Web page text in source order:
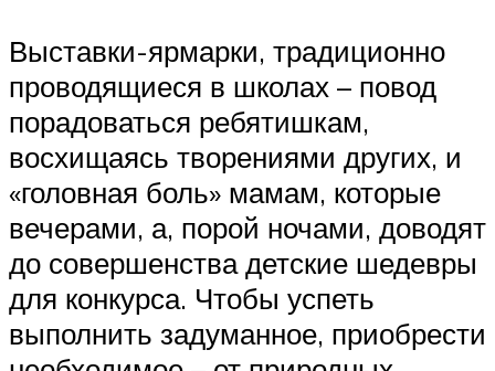
Выставки-ярмарки, традиционно
проводящиеся в школах – повод
порадоваться ребятишкам,
восхищаясь творениями других, и
«головная боль» мамам, которые
вечерами, а, порой ночами, доводят
до совершенства детские шедевры
для конкурса. Чтобы успеть
выполнить задуманное, приобрести